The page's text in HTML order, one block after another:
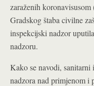
zaraženih
Gradskog štaba civilne
inspekcijski nadzor
nadzoru.
Kako se navodi,
nadzora nad primjenom i